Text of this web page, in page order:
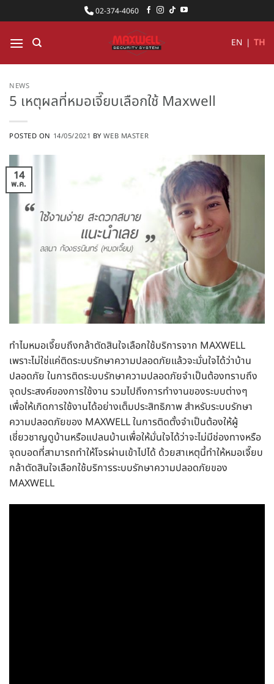
ไป
ยัง
เนื้อหา
02-374-4060
EN | TH
NEWS
5 เหตุผลที่หมอเจี๊ยบเลือกใช้ Maxwell
POSTED ON 14/05/2021 BYWEB MASTER
14
พ.ค.
ทำไมหมอเจี๊ยบถึงกล้าตัดสินใจเลือกใช้บริการจาก MAXWELL
เพราะไม่ใช่แค่ติดระบบรักษาความปลอดภัยแล้วจะมั่นใจได้ว่าบ้าน
ปลอดภัย ในการติดระบบรักษาความปลอดภัยจำเป็นต้องทราบถึง
จุดประสงค์ของการใช้งาน รวมไปถึงการทำงานของระบบต่างๆ
เพื่อให้เกิดการใช้งานได้อย่างเต็มประสิทธิภาพ สำหรับระบบรักษา
ความปลอดภัยของ MAXWELL ในการติดตั้งจำเป็นต้องให้ผู้
เชี่ยวชาญดูบ้านหรือแปลนบ้านเพื่อให้มั่นใจได้ว่าจะไม่มีช่องทางหรือ
จุดบอดที่สามารถทำให้โจรผ่านเข้าไปได้ ด้วยสาเหตุนี้ทำให้หมอเจี๊ยบ
กล้าตัดสินใจเลือกใช้บริการระบบรักษาความปลอดภัยของ
MAXWELL